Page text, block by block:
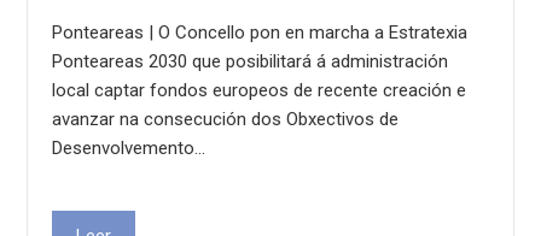
Ponteareas | O Concello pon en marcha a Estratexia
Ponteareas 2030 que posibilitará á administración
local captar fondos europeos de recente creación e
avanzar na consecución dos Obxectivos de
Desenvolvemento…